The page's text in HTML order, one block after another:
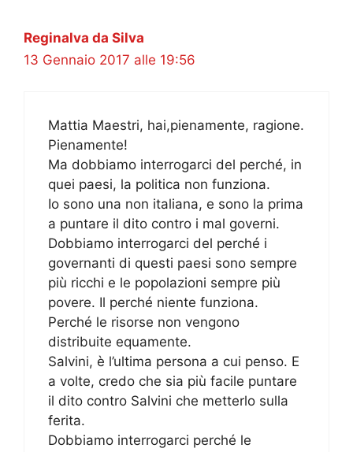
Reginalva da Silva
13 Gennaio 2017 alle 19:56
Mattia Maestri, hai,pienamente, ragione.
Pienamente!
Ma dobbiamo interrogarci del perché, in
quei paesi, la politica non funziona.
Io sono una non italiana, e sono la prima
a puntare il dito contro i mal governi.
Dobbiamo interrogarci del perché i
governanti di questi paesi sono sempre
più ricchi e le popolazioni sempre più
povere. Il perché niente funziona.
Perché le risorse non vengono
distribuite equamente.
Salvini, è l’ultima persona a cui penso. E
a volte, credo che sia più facile puntare
il dito contro Salvini che metterlo sulla
ferita.
Dobbiamo interrogarci perché le